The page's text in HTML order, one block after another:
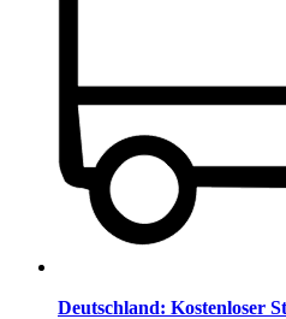
Deutschland: Kostenloser